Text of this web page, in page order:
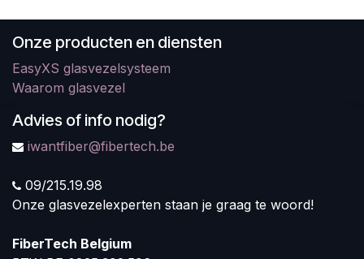
Onze producten en diensten
EasyXS glasvezelsysteem
Waarom glasvezel
Advies of info nodig?
iwantfiber@fibertech.be
09/215.19.98
Onze glasvezelexperten staan je graag te woord!
FiberTech Belgium